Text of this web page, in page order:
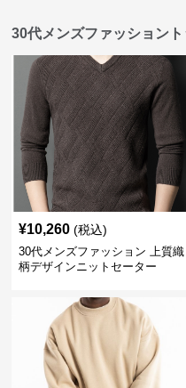
30代メンズファッション
¥10,260 (税込)
30代メンズファッション 上質織
柄デザインニットセーター